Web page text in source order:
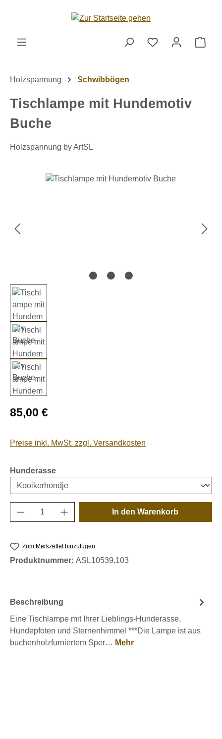
Zum Hauptinhalt springen
Holzspannung Schwibbögen
Tischlampe mit Hundemotiv
Buche
Holzspannung by ArtSL
Bildergalerie überspringen
Regulärer Preis:
85,00 €
Preise inkl. MwSt. zzgl. Versandkosten
Hunderasseauswählen
Produkt Anzahl: Gib den gewünschten
In den Warenkorb
Zum Merkzettel hinzufügen
Produktnummer: ASL10539.103
Beschreibung
Eine Tischlampe mit Ihrer Lieblings-Hunderasse,
Hundepfoten und Sternenhimmel ***Die Lampe ist aus
buchenholzfurniertem Sper… Mehr